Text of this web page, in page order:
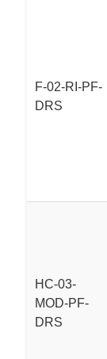
F-02-RI-PF-
DRS
HC-03-
MOD-PF-
DRS